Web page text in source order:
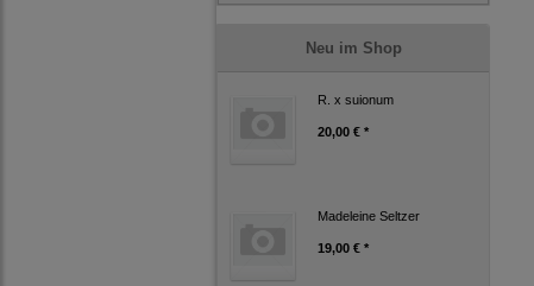
Neu im Shop
R. x suionum
20,00 € *
Madeleine Seltzer
19,00 € *